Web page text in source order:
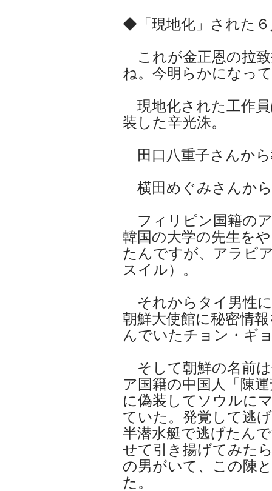
◆「現地化」された
これが金正恩の拉
ね。今明らかになっ
現地化された工作
装した辛光洙。
田口八重子さんか
横田めぐみさんか
フィリピン国籍の
韓国の大学の先生を
たんですが、アラビ
スイル）。
それからタイ男性
朝鮮大使館に秘密情
んでいたチョン・ギ
そして朝鮮の名前
ア国籍の中国人「陳
に偽装してソウルに
ていた。発覚して逃
半潜水艇で逃げたん
せて引き揚げてみた
の男がいて、この陳
た。